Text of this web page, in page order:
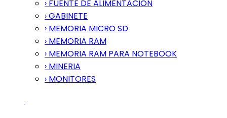
› FUENTE DE ALIMENTACIÓN
› GABINETE
› MEMORIA MICRO SD
› MEMORIA RAM
› MEMORIA RAM PARA NOTEBOOK
› MINERIA
› MONITORES